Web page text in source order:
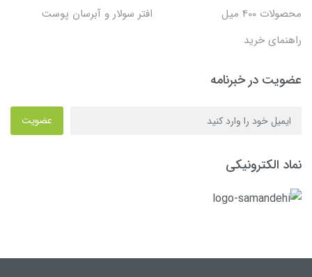
محصولات 400 میل
افتر سولار و آبرسان پوست
راهنمای خرید
عضویت در خبرنامه
عضویت
نماد الکترونیکی